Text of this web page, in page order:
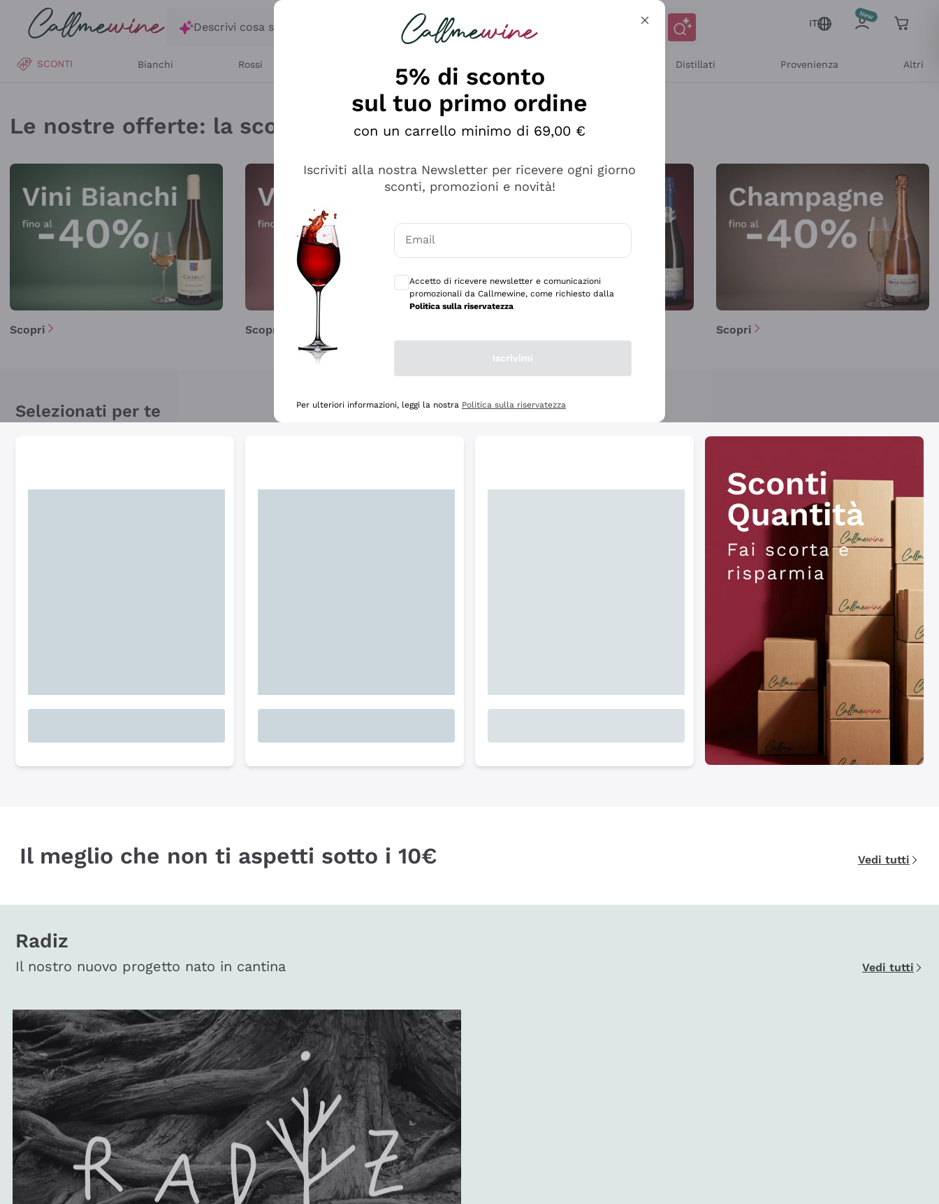
Salta al contenuto principale
Descrivi cosa stai cercando
IT
SCONTI Bianchi Rossi Distillati Provenienza Altri
Callmewine: Vendita Vino Online, Enoteca e Shop Online
Le nostre offerte: la scorta perfetta inizia da qui!
Scopri Scopri Scopri
Selezionati per te
Il meglio che non ti aspetti sotto i 10€ Vedi tutti
Radiz
Il nostro nuovo progetto nato in cantina Vedi tutti
5% di sconto
sul tuo primo ordine
con un carrello minimo di 69,00 €
Iscriviti alla nostra Newsletter per ricevere ogni giorno
sconti, promozioni e novità!
Email
Consensi opzionali per ricevere comunicazioni e offerte personalizzate
Accetto di ricevere newsletter e comunicazioni
promozionali da Callmewine, come richiesto dalla
Politica sulla riservatezza
Iscrivimi
Per ulteriori informazioni, leggi la nostra Politica sulla riservatezza